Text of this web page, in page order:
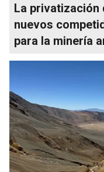
La privatización
nuevos
para la minería